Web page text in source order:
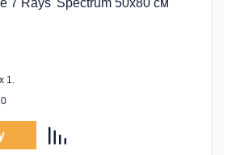
7 Rays' Spectrum 50x80 см
1.